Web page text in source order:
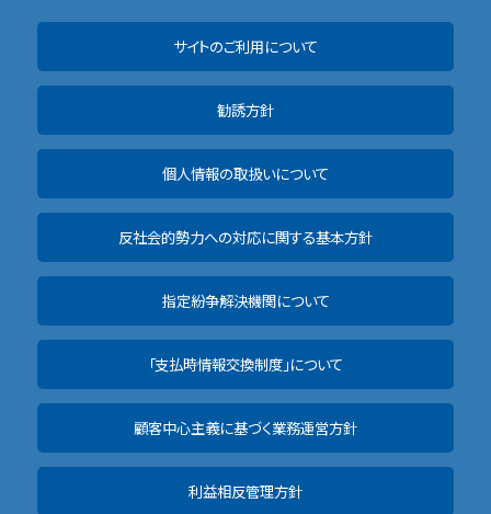
サイトのご利用について
勧誘方針
個人情報の取扱いについて
反社会的勢力への対応に関する基本方針
指定紛争解決機関について
「支払時情報交換制度」について
顧客中心主義に基づく業務運営方針
利益相反管理方針